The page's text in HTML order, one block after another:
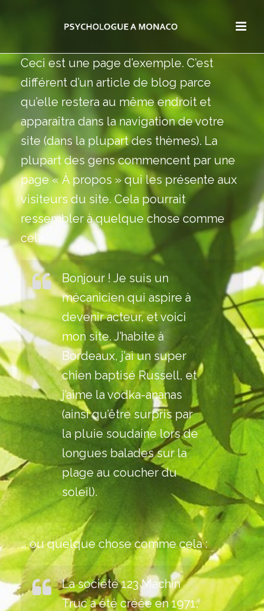
Ceci est une page d’exemple. C’est
différent d’un article de blog parce
qu’elle restera au même endroit et
apparaîtra dans la navigation de votre
site (dans la plupart des thèmes). La
plupart des gens commencent par une
page « À propos » qui les présente aux
visiteurs du site. Cela pourrait
ressembler à quelque chose comme
cela :
Bonjour ! Je suis un
mécanicien qui aspire à
devenir acteur, et voici
mon site. J’habite à
Bordeaux, j’ai un super
chien baptisé Russell, et
j’aime la vodka-ananas
(ainsi qu’être surpris par
la pluie soudaine lors de
longues balades sur la
plage au coucher du
soleil).
… ou quelque chose comme cela :
La société 123 Machin
Truc a été créée en 1971,